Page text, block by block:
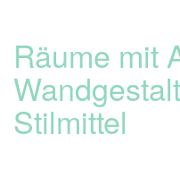
Räume mit
Stilmittel